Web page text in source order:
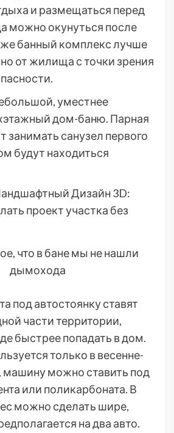
и размещаться перед
можно окунуться после
банный комплекс лучше
от жилища с точки зрения
уместнее
дом-баню. Парная
занимать санузел первого
будут находиться
что в бане мы не нашли
дымохода
под автостоянку ставят
части территории,
быстрее попадать в дом.
только в весенне-
машину можно ставить под
или поликарбоната. В
можно сделать шире,
на два авто.